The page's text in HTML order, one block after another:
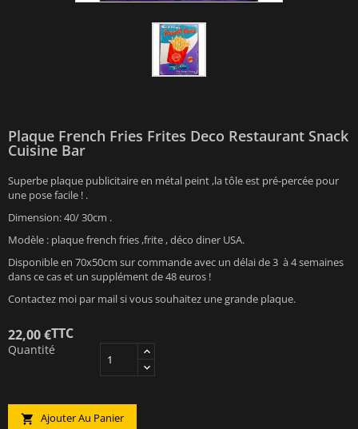
Plaque French Fries Frites Deco Restaurant Snack
Cuisine Bar
Superbe plaque publicitaire en métal peint ,la tôle est pré-percée pour
une pose facile ! .
Dimension: 40/ 30cm .
Modèle : plaque french fries ,frite , déco diner USA.
Disponible en 70x50cm sur commande avec un délai de 3 à 4 semaines
dans ce cas et un supplément de 48 euros !
Contactez moi par mail si vous souhaitez une grande plaque.
22,00 €TTC
Quantité
 Ajouter Au Panier